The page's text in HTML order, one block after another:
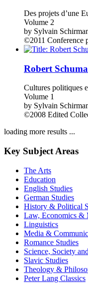
Des projets d’une
Volume 2
by Sylvain
©2011 Conference
Robert
Cultures politiques
Volume 1
by Sylvain
©2008 Edited
loading more results ...
Key Subject Areas
The Arts
Education
English Studies
German Studies
History & Political
Law, Economics &
Linguistics
Media &
Romance Studies
Science, Society
Slavic Studies
Theology &
Peter Lang Classics